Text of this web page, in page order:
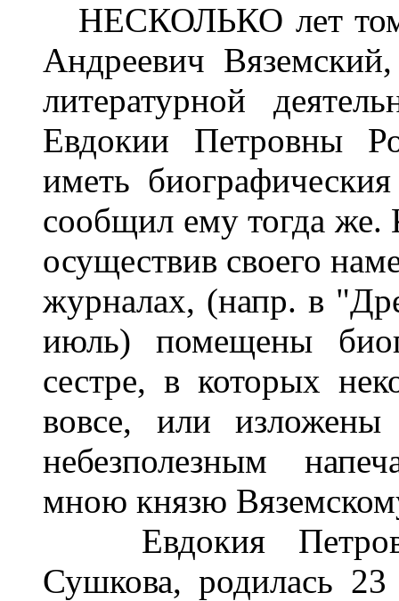
НЕСКОЛЬКО лет
Андреевич
литературной
Евдокии Петровны
иметь
сообщил ему тогда же.
осуществив своего
журналах, (напр. в
июль) помещены
сестре, в которых
вовсе, или
небезполезным
мною князю
Евдокия
Сушкова, родилась